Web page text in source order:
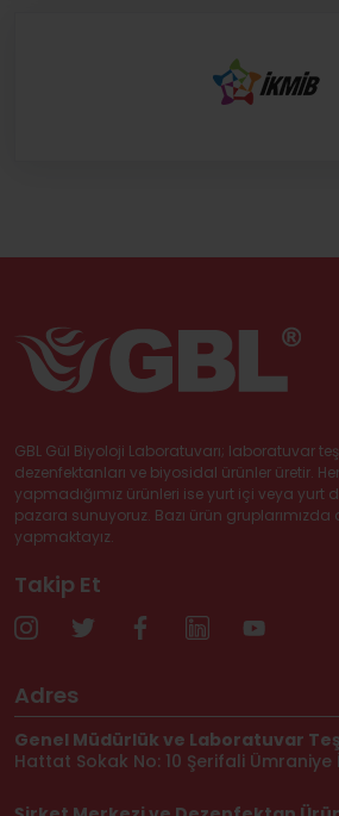
GBL Gül Biyoloji Laboratuvarı; laboratuvar
dezenfektanları ve biyosidal ürünler üretir.
yapmadığımız ürünleri ise yurt içi veya yurt
pazara sunuyoruz. Bazı ürün
yapmaktayız.
Takip Et
Adres
Genel Müdürlük ve Laboratuvar
Hattat Sokak No: 10 Şerifali